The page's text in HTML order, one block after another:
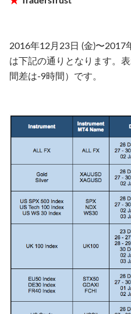
2016年12月23日 (金)〜2017
は下記の通りとなります。
間差は-9時間）です。